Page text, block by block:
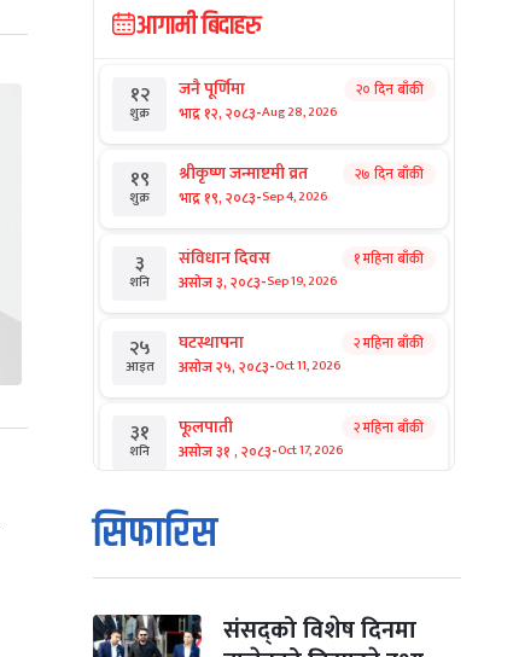
आगामी बिदाहरु
१२
शुक्र
जनै पूर्णिमा
भाद्र १२, २०८३-Aug 28, 2026
२० दिन बाँकी
१९
शुक्र
श्रीकृष्ण जन्माष्टमी व्रत
भाद्र १९, २०८३-Sep 4, 2026
२७ दिन बाँकी
३
शनि
संविधान दिवस
असोज ३, २०८३-Sep 19, 2026
१ महिना बाँकी
२५
आइत
घटस्थापना
असोज २५, २०८३-Oct 11, 2026
२ महिना बाँकी
३१
शनि
फूलपाती
असोज ३१ , २०८३-Oct 17, 2026
२ महिना बाँकी
१
आइत
कार्तिक सङ्क्रान्ति
कार्तिक १, २०८३
मंगल कार्तिक ३, २०८३-Oct 20, 2026
सिफारिस
संसद्को विशेष दिनमा